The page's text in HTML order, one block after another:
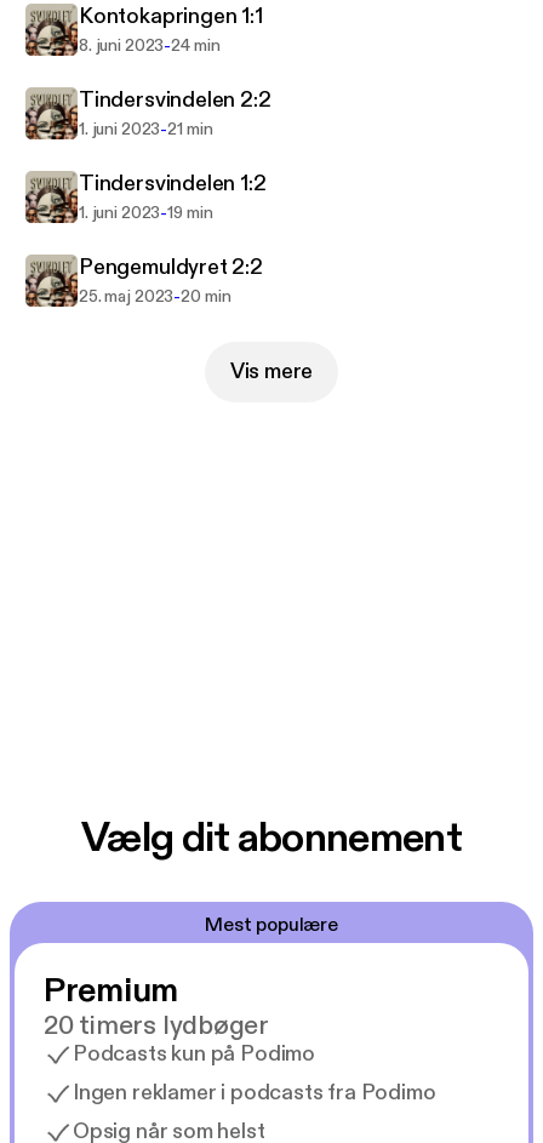
svindel. Med en blanding av drama, spenning og
informasjon, er 'Svindlet' en must-hear for alle som
Uansett alder eller bakgrunn, denne podkasten vil
lære deg å gjenkjenne faresignalene og holde deg
Kontokapringen 1:1
8. juni 2023-24 min
Tindersvindelen 2:2
1. juni 2023-21 min
Tindersvindelen 1:2
1. juni 2023-19 min
Pengemuldyret 2:2
25. maj 2023-20 min
Vis mere
Vælg dit abonnement
Mest populære
Premium
20 timers lydbøger
Podcasts kun på Podimo
Ingen reklamer i podcasts fra Podimo
Opsig når som helst